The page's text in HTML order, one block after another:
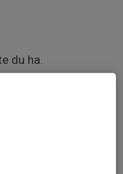
du ha.